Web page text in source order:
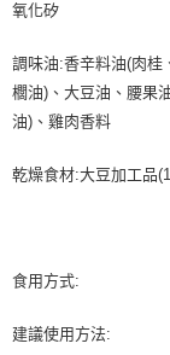
氧化矽
調味油:香辛料油(肉桂
櫚油)、大豆油、腰果
油)、雞肉香料
乾燥食材:大豆加工品
食用方式:
建議使用方法: